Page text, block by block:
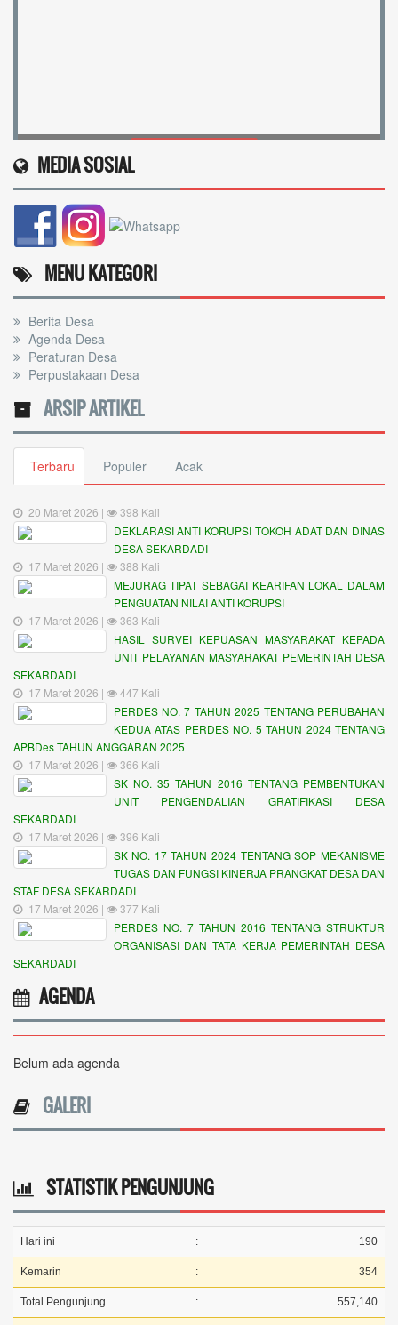
MEDIA SOSIAL
MENU KATEGORI
Berita Desa
Agenda Desa
Peraturan Desa
Perpustakaan Desa
ARSIP ARTIKEL
Terbaru Populer Acak
20 Maret 2026 |
398 Kali
DEKLARASI ANTI KORUPSI TOKOH ADAT DAN DINAS
DESA SEKARDADI
17 Maret 2026 |
388 Kali
MEJURAG TIPAT SEBAGAI KEARIFAN LOKAL DALAM
PENGUATAN NILAI ANTI KORUPSI
17 Maret 2026 |
363 Kali
HASIL SURVEI KEPUASAN MASYARAKAT KEPADA
UNIT PELAYANAN MASYARAKAT PEMERINTAH DESA
SEKARDADI
17 Maret 2026 |
447 Kali
PERDES NO. 7 TAHUN 2025 TENTANG PERUBAHAN
KEDUA ATAS PERDES NO. 5 TAHUN 2024 TENTANG
APBDes TAHUN ANGGARAN 2025
17 Maret 2026 |
366 Kali
SK NO. 35 TAHUN 2016 TENTANG PEMBENTUKAN
UNIT PENGENDALIAN GRATIFIKASI DESA
SEKARDADI
17 Maret 2026 |
396 Kali
SK NO. 17 TAHUN 2024 TENTANG SOP MEKANISME
TUGAS DAN FUNGSI KINERJA PRANGKAT DESA DAN
STAF DESA SEKARDADI
17 Maret 2026 |
377 Kali
PERDES NO. 7 TAHUN 2016 TENTANG STRUKTUR
ORGANISASI DAN TATA KERJA PEMERINTAH DESA
SEKARDADI
AGENDA
Belum ada agenda
GALERI
STATISTIK PENGUNJUNG
Hari ini : 190
Kemarin : 354
Total Pengunjung : 557,140